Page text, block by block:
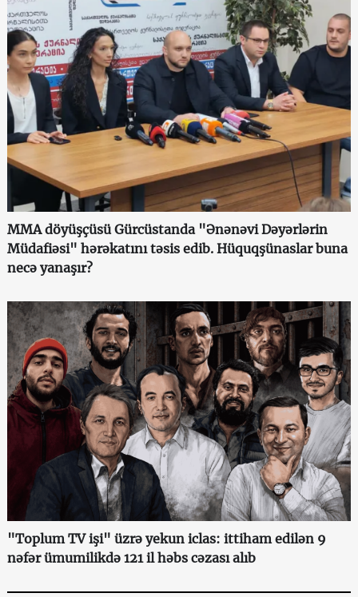
MMA döyüşçüsü Gürcüstanda "Ənənəvi Dəyərlərin
Müdafiəsi" hərəkatını təsis edib. Hüquqşünaslar buna
necə yanaşır?
"Toplum TV işi" üzrə yekun iclas: ittiham edilən 9
nəfər ümumilikdə 121 il həbs cəzası alıb